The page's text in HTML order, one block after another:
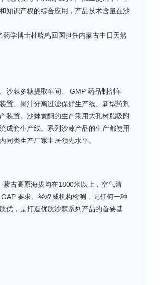
知识产权的综合应用，产品技术含量在沙
学博士杜晓鸣回国担任内蒙古中日天然
棘多糖提取车间、 GMP 药品制剂车
置、果汁分离过滤保鲜生产线、新型药剂
装置。沙棘黄酮的生产采用大孔树脂吸附
成套生产线。系列沙棘产品的生产都使用
同类生产厂家中居领先水平。
古高原海拔均在1800米以上，空气清
要求。经权威机构检测，无任何一种
优，是打造优质沙棘系列产品的首要基